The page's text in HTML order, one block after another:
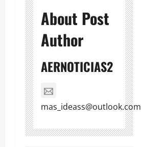
About Post
Author
AERNOTICIAS2
mas_ideass@outlook.com